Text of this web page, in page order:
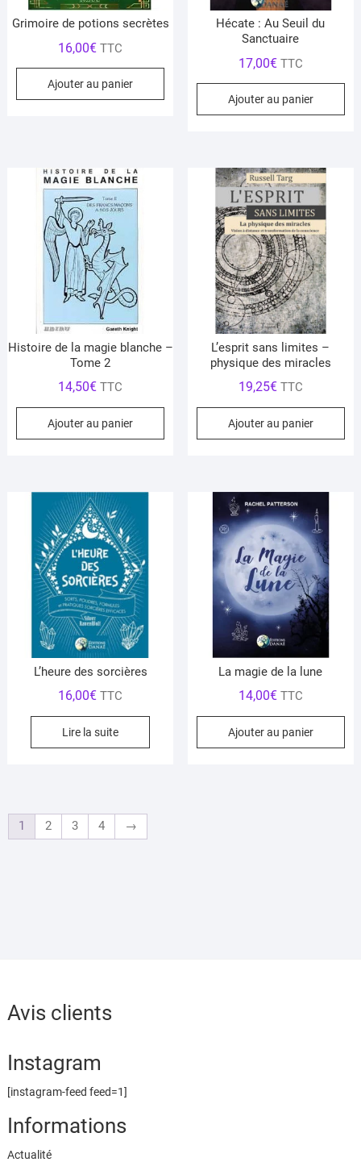
Grimoire de potions secrètes
16,00€ TTC
Ajouter au panier
Hécate : Au Seuil du
Sanctuaire
17,00€ TTC
Ajouter au panier
Histoire de la magie blanche –
Tome 2
14,50€ TTC
Ajouter au panier
L’esprit sans limites –
physique des miracles
19,25€ TTC
Ajouter au panier
L’heure des sorcières
16,00€ TTC
Lire la suite
La magie de la lune
14,00€ TTC
Ajouter au panier
1 2 3 4 →
Avis clients
Instagram
[instagram-feed feed=1]
Informations
Actualité